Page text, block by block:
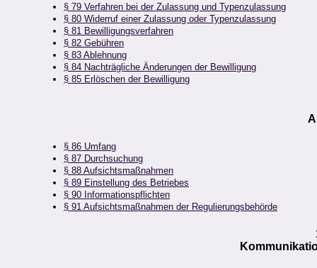
§ 79 Verfahren bei der Zulassung und Typenzulassung
§ 80 Widerruf einer Zulassung oder Typenzulassung
§ 81 Bewilligungsverfahren
§ 82 Gebühren
§ 83 Ablehnung
§ 84 Nachträgliche Änderungen der Bewilligung
§ 85 Erlöschen der Bewilligung
§ 86 Umfang
§ 87 Durchsuchung
§ 88 Aufsichtsmaßnahmen
§ 89 Einstellung des Betriebes
§ 90 Informationspflichten
§ 91 Aufsichtsmaßnahmen der Regulierungsbehörde